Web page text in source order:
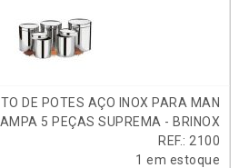
DE POTES AÇO INOX PARA MAN
5 PEÇAS SUPREMA - BRINOX
REF.: 2100
1 em estoque